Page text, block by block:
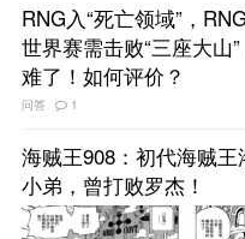
RNG入“死亡领域”，
世界赛需击败“三座大山
难了！如何评价？
问答 1
海贼王908：初代海贼
小弟，曾打败罗杰！